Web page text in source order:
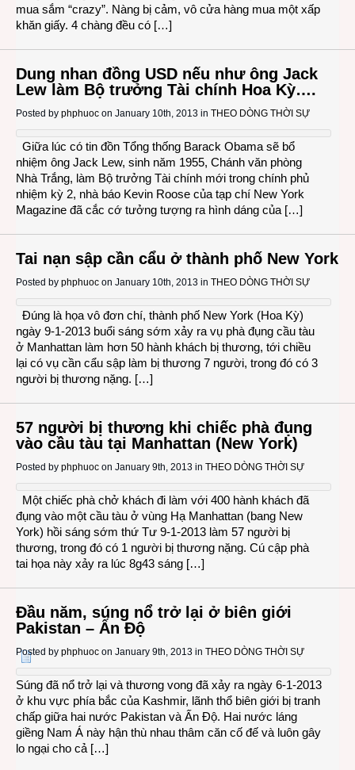
mua sắm “crazy”. Nàng bị cảm, vô cửa hàng mua một xấp
khăn giấy. 4 chàng đều có […]
Dung nhan đồng USD nếu như ông Jack
Lew làm Bộ trưởng Tài chính Hoa Kỳ….
Posted by phphuoc on January 10th, 2013 in THEO DÒNG THỜI SỰ
Giữa lúc có tin đồn Tổng thống Barack Obama sẽ bổ
nhiệm ông Jack Lew, sinh năm 1955, Chánh văn phòng
Nhà Trắng, làm Bộ trưởng Tài chính mới trong chính phủ
nhiệm kỳ 2, nhà báo Kevin Roose của tạp chí New York
Magazine đã cắc cớ tưởng tượng ra hình dáng của […]
Tai nạn sập cần cẩu ở thành phố New York
Posted by phphuoc on January 10th, 2013 in THEO DÒNG THỜI SỰ
Đúng là họa vô đơn chí, thành phố New York (Hoa Kỳ)
ngày 9-1-2013 buổi sáng sớm xảy ra vụ phà đụng cầu tàu
ở Manhattan làm hơn 50 hành khách bị thương, tới chiều
lại có vụ cần cẩu sập làm bị thương 7 người, trong đó có 3
người bị thương nặng. […]
57 người bị thương khi chiếc phà đụng
vào cầu tàu tại Manhattan (New York)
Posted by phphuoc on January 9th, 2013 in THEO DÒNG THỜI SỰ
Một chiếc phà chở khách đi làm với 400 hành khách đã
đụng vào một cầu tàu ở vùng Hạ Manhattan (bang New
York) hồi sáng sớm thứ Tư 9-1-2013 làm 57 người bị
thương, trong đó có 1 người bị thương nặng. Cú cập phà
tai họa này xảy ra lúc 8g43 sáng […]
Đầu năm, súng nổ trở lại ở biên giới
Pakistan – Ấn Độ
Posted by phphuoc on January 9th, 2013 in THEO DÒNG THỜI SỰ
Súng đã nổ trở lại và thương vong đã xảy ra ngày 6-1-2013
ở khu vực phía bắc của Kashmir, lãnh thổ biên giới bị tranh
chấp giữa hai nước Pakistan và Ấn Độ. Hai nước láng
giềng Nam Á này hận thù nhau thâm căn cố đế và luôn gây
lo ngại cho cả […]